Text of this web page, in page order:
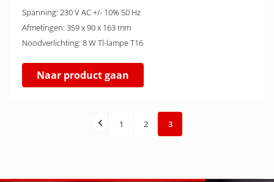
Spanning: 230 V AC +/- 10% 50 Hz
Afmetingen: 359 x 90 x 163 mm
Noodverlichting: 8 W Tl-lampe T16
Naar product gaan
1 2 3